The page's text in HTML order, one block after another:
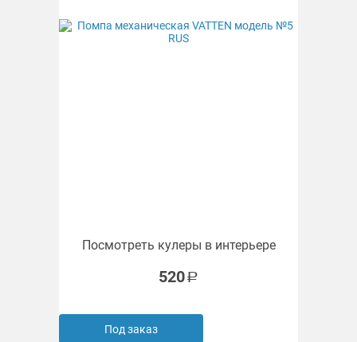
Посмотреть кулеры в интерьере
520
Под заказ